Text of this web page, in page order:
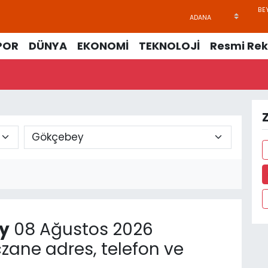
DÜNYA EKONOMİ TEKNOLOJİ Resmi
08 Ağustos 2026
adres, telefon ve